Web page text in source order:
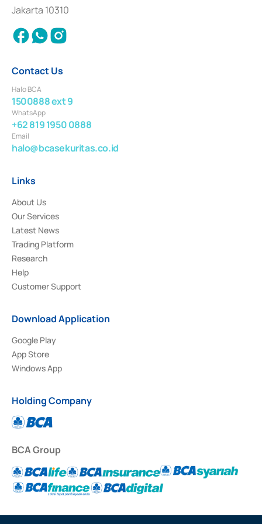
Settlement of Commercial Paper Transactions whose license was issued in
2018.
Jakarta 10310
Contact Us
Halo BCA
1500888 ext 9
WhatsApp
+62 819 1950 0888
Email
halo@bcasekuritas.co.id
Links
About Us
Our Services
Latest News
Trading Platform
Research
Help
Customer Support
Download Application
Google Play
App Store
Windows App
Holding Company
BCA Group